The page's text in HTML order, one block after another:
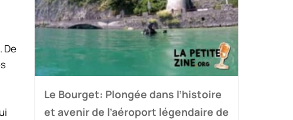
De
Le Bourget: Plongée dans l’histoire
et avenir de l’aéroport légendaire de